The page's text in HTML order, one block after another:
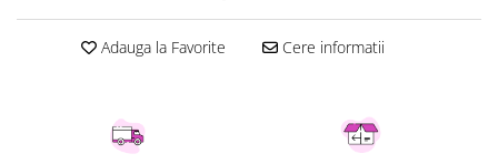
Wearable & Gadgeturi
Electrocasnice & Climatizare
Accesorii si piese masini spalat
Adauga la Favorite Cere informatii